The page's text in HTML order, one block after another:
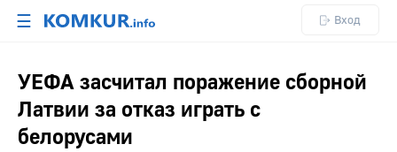
☰ Вход
УЕФА засчитал поражение сборной
Латвии за отказ играть с
белорусами